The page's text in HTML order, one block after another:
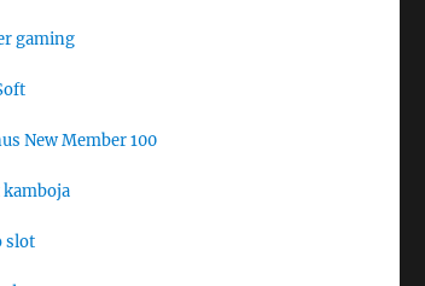
gaming
New Member 100
slot